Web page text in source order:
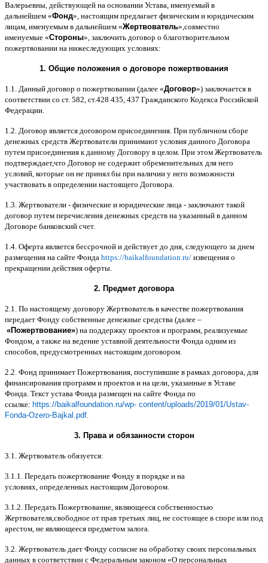
Валерьевны, действующей на основании Устава, именуемый в
дальнейшем «Фонд», настоящим предлагает физическим и юридическим
лицам, именуемым в дальнейшем «Жертвователь»,совместно
именуемые «Стороны», заключить договор o благотворительном
пожертвовании на нижеследующих условиях:
1. Общие положения o договоре пожертвования
1.1. Данный договор о пожертвовании (далее «Договор») заключается в
соответствии со ст. 582, ст.428 435, 437 Гражданского Кодекса Российской
Федерации.
1.2. Договор является договором присоединения. При публичном сборе
денежных средств Жертвователи принимают условия данного Договора
путем присоединения к данному Договору в целом. При этом Жертвователь
подтверждает,что Договор не содержит обременительных для него
условий, которые он не принял бы при наличии у него возможности
участвовать в определении настоящего Договора.
1.3. Жертвователи - физические и юридические лица - заключают такой
договор путем перечисления денежных средств на указанный в данном
Договоре банковский счет.
1.4. Оферта является бессрочной и действует до дня, следующего за днем
размещения на сайте Фонда https://baikalfoundation.ru/ извещения о
прекращении действия оферты.
2. Предмет договора
2.1. По настоящему договору Жертвователь в качестве пожертвования
передает Фонду собственные денежные средства (далее –
«Пожертвование») на поддержку проектов и программ, реализуемые
Фондом, а также на ведение уставной деятельности Фонда одним из
способов, предусмотренных настоящим договором.
2.2. Фонд принимает Пожертвования, поступившие в рамках договора, для
финансирования программ и проектов и на цели, указанные в Уставе
Фонда. Текст устава Фонда размещен на сайте Фонда по
ссылке: https://baikalfoundation.ru/wp- content/uploads/2019/01/Ustav-
Fonda-Ozero-Bajkal.pdf.
3. Права и обязанности сторон
3.1. Жертвователь обязуется:
3.1.1. Передать пожертвование Фонду в порядке и на
условиях, определенных настоящим Договором.
3.1.2. Передать Пожертвование, являющееся собственностью
Жертвователя,свободное от прав третьих лиц, не состоящее в споре или под
арестом, не являющееся предметом залога.
3.2. Жертвователь дает Фонду согласие на обработку своих персональных
данных в соответствии с Федеральным законом «О персональных